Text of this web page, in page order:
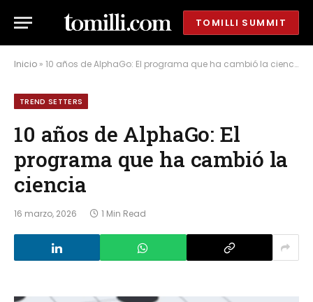
TOMILLI SUMMIT
Inicio » 10 años de AlphaGo: El programa que ha cambió la ciencia
TREND SETTERS
10 años de AlphaGo: El
programa que ha cambió la
ciencia
16 marzo, 2026 1 Min Read